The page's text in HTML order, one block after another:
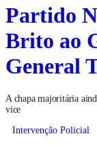
Partido
Brito ao
General
A chapa majoritária
vice
Intervenção Policial